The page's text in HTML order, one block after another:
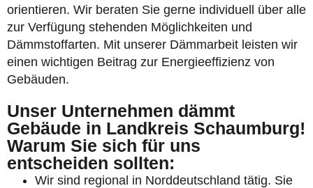
orientieren. Wir beraten Sie gerne individuell über alle
zur Verfügung stehenden Möglichkeiten und
Dämmstoffarten. Mit unserer Dämmarbeit leisten wir
einen wichtigen Beitrag zur Energieeffizienz von
Gebäuden.
Unser Unternehmen dämmt
Gebäude in Landkreis Schaumburg!
Warum Sie sich für uns
entscheiden sollten:
Wir sind regional in Norddeutschland tätig. Sie